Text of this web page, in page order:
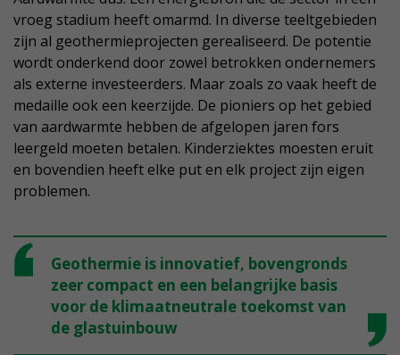
vroeg stadium heeft omarmd. In diverse teeltgebieden
zijn al geothermieprojecten gerealiseerd. De potentie
wordt onderkend door zowel betrokken ondernemers
als externe investeerders. Maar zoals zo vaak heeft de
medaille ook een keerzijde. De pioniers op het gebied
van aardwarmte hebben de afgelopen jaren fors
leergeld moeten betalen. Kinderziektes moesten eruit
en bovendien heeft elke put en elk project zijn eigen
problemen.
Geothermie is innovatief, bovengronds
zeer compact en een belangrijke basis
voor de klimaatneutrale toekomst van
de glastuinbouw